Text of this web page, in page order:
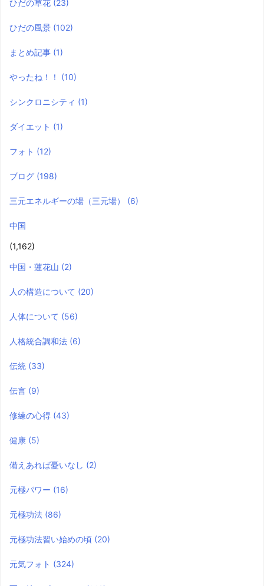
ひだの草花 (23)
ひだの風景 (102)
まとめ記事 (1)
やったね！！ (10)
シンクロニシティ (1)
ダイエット (1)
フォト (12)
ブログ (198)
三元エネルギーの場（三元場） (6)
中国
(1,162)
中国・蓮花山 (2)
人の構造について (20)
人体について (56)
人格統合調和法 (6)
伝統 (33)
伝言 (9)
修練の心得 (43)
健康 (5)
備えあれば憂いなし (2)
元極パワー (16)
元極功法 (86)
元極功法習い始めの頃 (20)
元気フォト (324)